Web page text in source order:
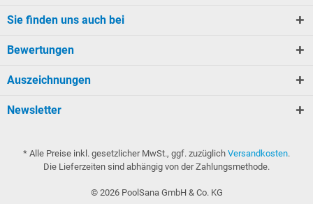
Sie finden uns auch bei
Bewertungen
Auszeichnungen
Newsletter
* Alle Preise inkl. gesetzlicher MwSt., ggf. zuzüglich Versandkosten.
Die Lieferzeiten sind abhängig von der Zahlungsmethode.
© 2026PoolSana GmbH & Co. KG